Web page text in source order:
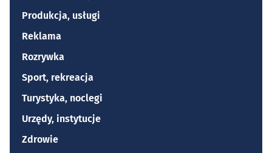
Produkcja, usługi
Reklama
Rozrywka
Sport, rekreacja
Turystyka, noclegi
Urzędy, instytucje
Zdrowie